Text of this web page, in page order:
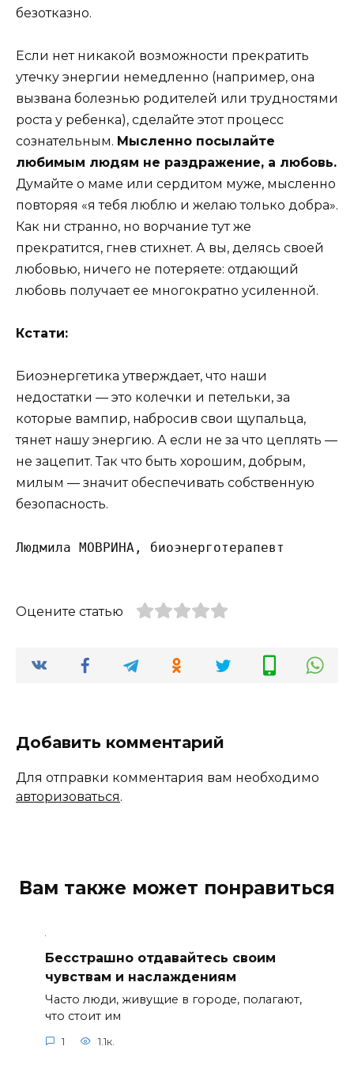
безотказно.
Если нет никакой возможности прекратить
утечку энергии немедленно (например, она
вызвана болезнью родителей или трудностями
роста у ребенка), сделайте этот процесс
сознательным. Мысленно посылайте
любимым людям не раздражение, а любовь.
Думайте о маме или сердитом муже, мысленно
повторяя «я тебя люблю и желаю только добра».
Как ни странно, но ворчание тут же
прекратится, гнев стихнет. А вы, делясь своей
любовью, ничего не потеряете: отдающий
любовь получает ее многократно усиленной.
Кстати:
Биоэнергетика утверждает, что наши
недостатки — это колечки и петельки, за
которые вампир, набросив свои щупальца,
тянет нашу энергию. А если не за что цеплять —
не зацепит. Так что быть хорошим, добрым,
милым — значит обеспечивать собственную
безопасность.
Людмила МОВРИНА, биоэнерготерапевт
Оцените статью
Добавить комментарий
Для отправки комментария вам необходимо
авторизоваться.
Вам также может понравиться
Бесстрашно отдавайтесь своим
чувствам и наслаждениям
Часто люди, живущие в городе, полагают,
что стоит им
1 1.1к.